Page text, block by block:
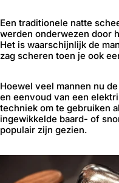
Een traditionele natte
werden onderwezen door
Het is waarschijnlijk de
zag scheren toen je ook
Hoewel veel mannen nu
en eenvoud van een
techniek om te gebruiken
ingewikkelde baard- of
populair zijn gezien.